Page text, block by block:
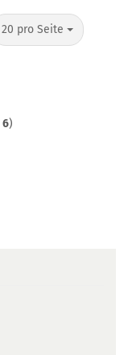
20 pro Seite
pro Seite
6)